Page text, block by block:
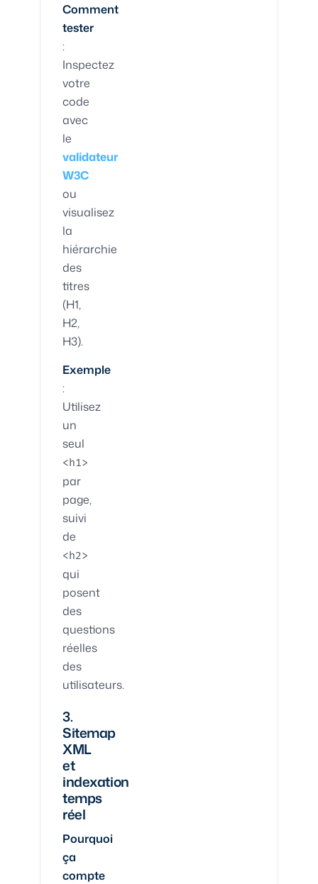
Comment
tester
:
Inspectez
votre
code
avec
le
validateur
W3C
ou
visualisez
la
hiérarchie
des
titres
(H1,
H2,
H3).
Exemple
:
Utilisez
un
seul
<h1>
par
page,
suivi
de
<h2>
qui
posent
des
questions
réelles
des
utilisateurs.
3.
Sitemap
XML
et
indexation
temps
réel
Pourquoi
ça
compte